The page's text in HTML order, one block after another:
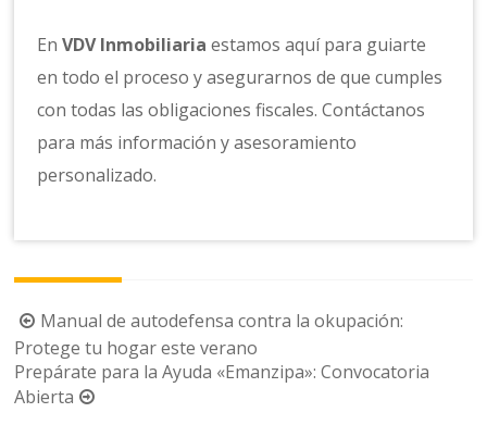
EnVDV Inmobiliaria estamos aquí para guiarte
en todo el proceso y asegurarnos de que cumples
con todas las obligaciones fiscales. Contáctanos
para más información y asesoramiento
personalizado.
Navegación
de
la
entrada
Manual de autodefensa contra la okupación:
Protege tu hogar este verano
Prepárate para la Ayuda «Emanzipa»: Convocatoria
Abierta